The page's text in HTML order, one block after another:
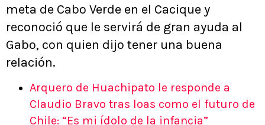
meta de Cabo Verde en el Cacique y
reconoció que le servirá de gran ayuda al
Gabo, con quien dijo tener una buena
relación.
Arquero de Huachipato le responde a
Claudio Bravo tras loas como el futuro de
Chile: “Es mi ídolo de la infancia”